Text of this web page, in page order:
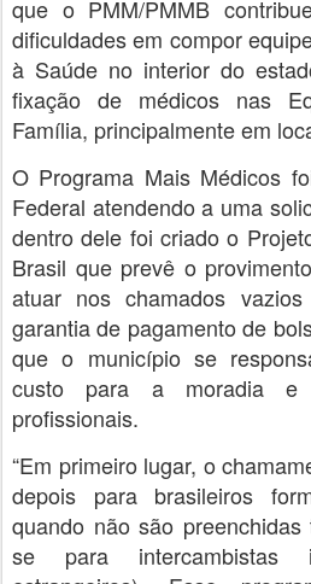
que o PMM/PMMB
dificuldades em compor
à Saúde no interior do
fixação de médicos nas
Família, principalmente em
O Programa Mais Médicos
Federal atendendo a uma
dentro dele foi criado o
Brasil que prevê o
atuar nos chamados
garantia de pagamento de
que o município se
custo para a moradia e
profissionais.
“Em primeiro lugar, o
depois para brasileiros
quando não são
se para intercambistas